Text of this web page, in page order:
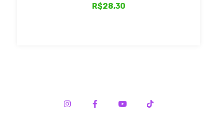
R$28,30